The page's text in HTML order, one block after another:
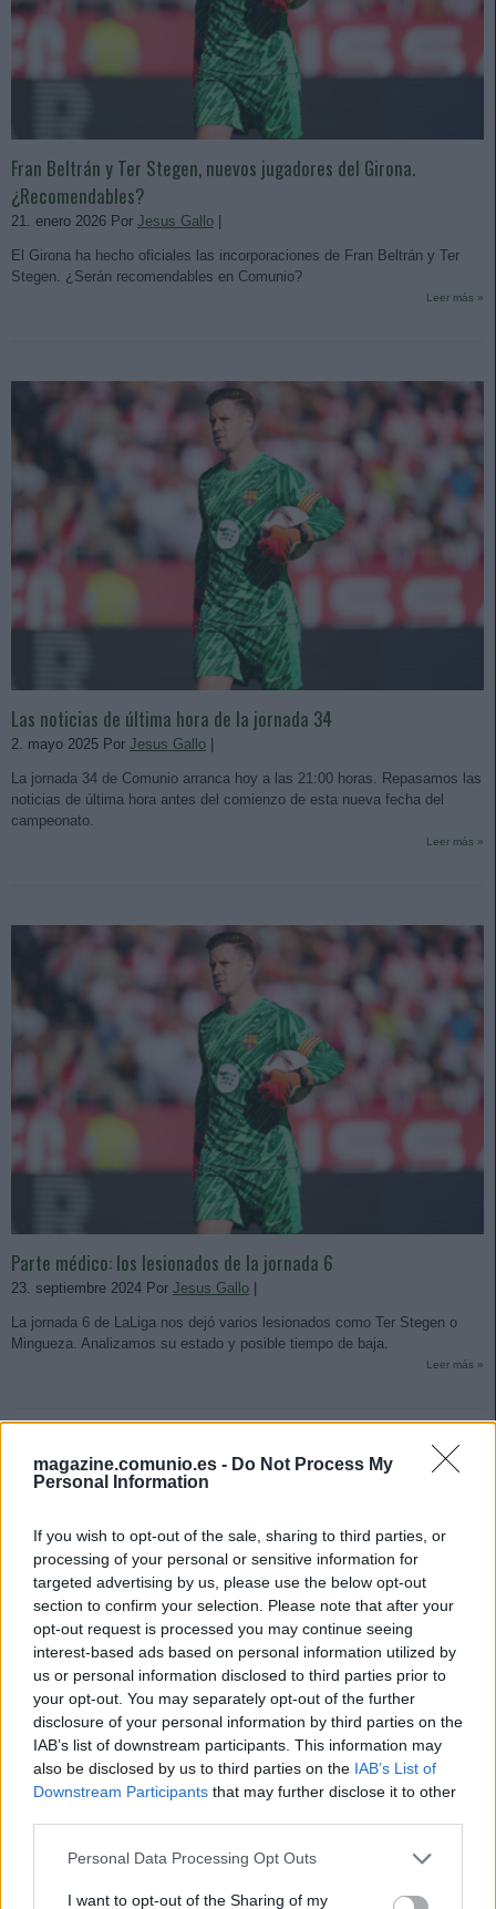
magazine.comunio.es - Do Not Process My
Personal Information
If you wish to opt-out of the sale, sharing to third parties, or
processing of your personal or sensitive information for
targeted advertising by us, please use the below opt-out
section to confirm your selection. Please note that after your
opt-out request is processed you may continue seeing
interest-based ads based on personal information utilized by
us or personal information disclosed to third parties prior to
your opt-out. You may separately opt-out of the further
disclosure of your personal information by third parties on the
IAB’s list of downstream participants. This information may
also be disclosed by us to third parties on the IAB’s List of
Downstream Participants that may further disclose it to other
Please note that this website/app uses one or more Google
not limited to your visit or usage behaviour. You may click to
Personal Data Processing Opt Outs
I want to opt-out of the Sharing of my
Fran Beltrán y Ter Stegen, nuevos jugadores del Girona.
¿Recomendables?
21. enero 2026 Por Jesus Gallo
El Girona ha hecho oficiales las incorporaciones de Fran Beltrán y Ter
Stegen. ¿Serán recomendables en Comunio?
Leer más »
Las noticias de última hora de la jornada 34
2. mayo 2025 Por Jesus Gallo |
La jornada 34 de Comunio arranca hoy a las 21:00 horas. Repasamos las
noticias de última hora antes del comienzo de esta nueva fecha del
campeonato.
Leer más »
Parte médico: los lesionados de la jornada 6
23. septiembre 2024 Por Jesus Gallo |
La jornada 6 de LaLiga nos dejó varios lesionados como Ter Stegen o
Mingueza. Analizamos su estado y posible tiempo de baja.
Leer más »
Análisis Comunio: los porteros más recomendables para
¿Qué porteros pueden ser los más recomendables para la nueva
temporada 2024/25? Comunio Magazine te trae un análisis detallado de